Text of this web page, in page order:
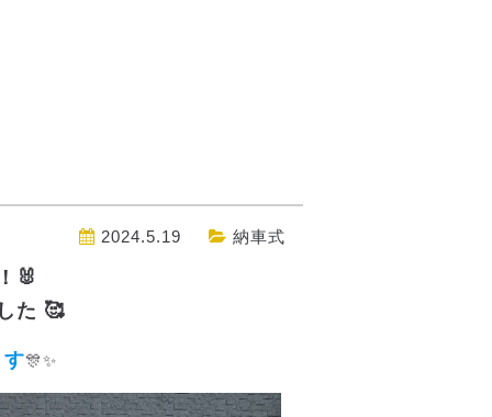
2024.5.19 納車式
🐰
た 🥰
🎊✨️